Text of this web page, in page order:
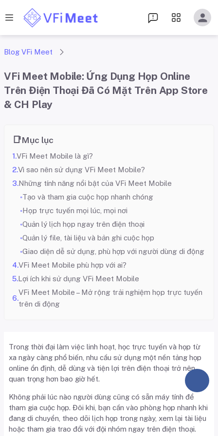
Blog VFi Meet
VFi Meet Mobile: Ứng Dụng Họp Online
Trên Điện Thoại Đã Có Mặt Trên App Store
& CH Play
Mục lục
VFi Meet Mobile là gì?
Vì sao nên sử dụng VFi Meet Mobile?
Những tính năng nổi bật của VFi Meet Mobile
Tạo và tham gia cuộc họp nhanh chóng
Họp trực tuyến mọi lúc, mọi nơi
Quản lý lịch họp ngay trên điện thoại
Quản lý file, tài liệu và bản ghi cuộc họp
Giao diện dễ sử dụng, phù hợp với người dùng di động
VFi Meet Mobile phù hợp với ai?
Lợi ích khi sử dụng VFi Meet Mobile
VFi Meet Mobile – Mở rộng trải nghiệm họp trực tuyến
trên di động
Trong thời đại làm việc linh hoạt, học trực tuyến và họp từ
xa ngày càng phổ biến, nhu cầu sử dụng một nền tảng họp
online ổn định, dễ dùng và tiện lợi trên điện thoại trở nên
quan trọng hơn bao giờ hết.
Không phải lúc nào người dùng cũng có sẵn máy tính để
tham gia cuộc họp. Đôi khi, bạn cần vào phòng họp nhanh khi
đang di chuyển, theo dõi lịch họp trong ngày, xem lại tài liệu
hoặc tham gia trao đổi với đội nhóm ngay trên điện thoại.